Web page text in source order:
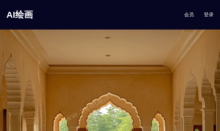
AI绘画 会员 登录